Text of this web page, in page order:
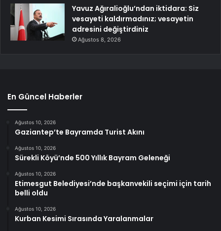
Yavuz Ağıralioğlu’ndan iktidara: Siz
vesayeti kaldırmadınız; vesayetin
adresini değiştirdiniz
Ağustos 8, 2026
En Güncel Haberler
Ağustos 10, 2026
Gaziantep’te Bayramda Turist Akını
Ağustos 10, 2026
Sürekli Köyü’nde 500 Yıllık Bayram Geleneği
Ağustos 10, 2026
Etimesgut Belediyesi’nde başkanvekili seçimi için tarih
belli oldu
Ağustos 10, 2026
Kurban Kesimi Sırasında Yaralanmalar